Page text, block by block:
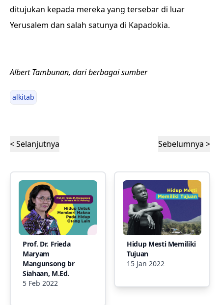
ditujukan kepada mereka yang tersebar di luar
Yerusalem dan salah satunya di Kapadokia.
Albert Tambunan, dari berbagai sumber
alkitab
< Selanjutnya Sebelumnya >
Prof. Dr. Frieda
Maryam
Mangunsong br
Siahaan, M.Ed.
5 Feb 2022
Hidup Mesti Memiliki
Tujuan
15 Jan 2022